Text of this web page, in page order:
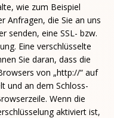
wie zum Beispiel
Anfragen, die Sie an uns
senden, eine SSL- bzw.
Eine verschlüsselte
Sie daran, dass die
von „http://“ auf
und an dem Schloss-
Wenn die
aktiviert ist,